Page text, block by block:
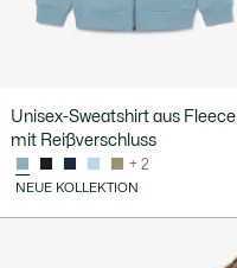
Unisex-Sweatshirt aus Fleece
mit Reißverschluss
+ 2
NEUE KOLLEKTION